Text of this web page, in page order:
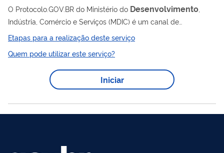
O Protocolo.GOV.BR do Ministério do Desenvolvimento
Indústria, Comércio e Serviços (MDIC) é um canal de
atendimento que possibilita o envio de solicitações,
requerimentos, pedidos e documentos em geral de forma
eletrônica, sem a necessidade de deslocamento presencial ao
setor de Protocolo do MDIC ou o envio de correspondência
Atenção: em cumprimento ao que estabelece a...
Etapas para a realização deste serviço
Quem pode utilizar este serviço?
Iniciar